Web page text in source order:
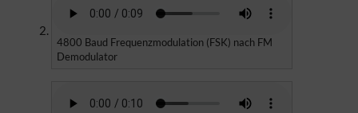
4800 Baud Frequenzmodulation (FSK) nach FM
Demodulator